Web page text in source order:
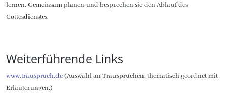
lernen. Gemeinsam planen und besprechen sie den Ablauf des
Gottesdienstes.
Weiterführende Links
www.trauspruch.de(Auswahl an Trausprüchen, thematisch geordnet mit
Erläuterungen.)